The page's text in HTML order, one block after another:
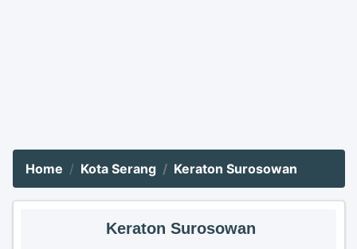
Home Kota Serang Keraton Surosowan
Keraton Surosowan